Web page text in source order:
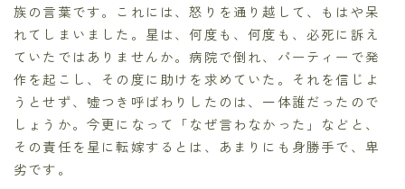
族の言葉です。これには、怒りを通り越して、もはや呆
れてしまいました。星は、何度も、何度も、必死に訴え
ていたではありませんか。病院で倒れ、パーティーで発
作を起こし、その度に助けを求めていた。それを信じよ
うとせず、嘘つき呼ばわりしたのは、一体誰だったので
しょうか。今更になって「なぜ言わなかった」などと、
その責任を星に転嫁するとは、あまりにも身勝手で、卑
劣です。